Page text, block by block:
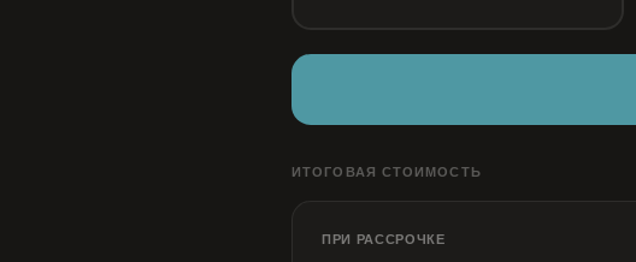
ИТОГОВАЯ СТОИМОСТЬ
ПРИ РАССРОЧКЕ